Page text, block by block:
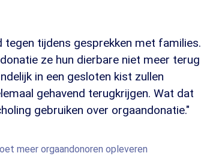
tegen tijdens gesprekken met families.
ze hun dierbare niet meer terug
in een gesloten kist zullen
gehavend terugkrijgen. Wat dat
gebruiken over orgaandonatie."
meer orgaandonoren opleveren